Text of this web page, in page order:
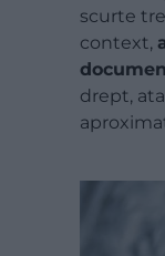
scurte
context,
drept,